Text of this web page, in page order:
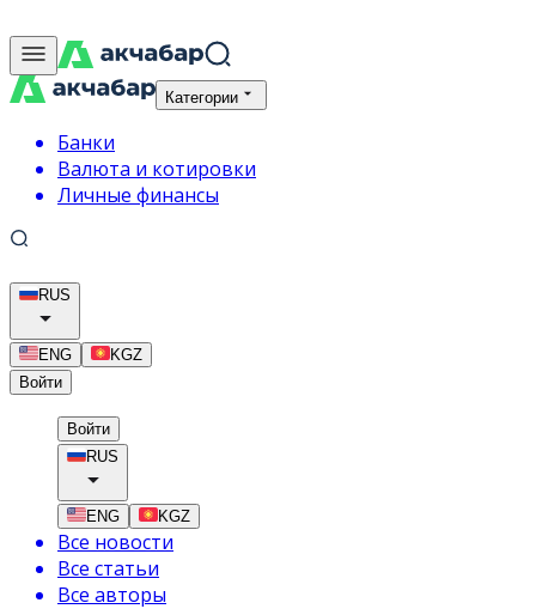
Категории
Банки
Валюта и котировки
Личные финансы
RUS
ENG
KGZ
Войти
Войти
RUS
ENG KGZ
Все новости
Все статьи
Все авторы